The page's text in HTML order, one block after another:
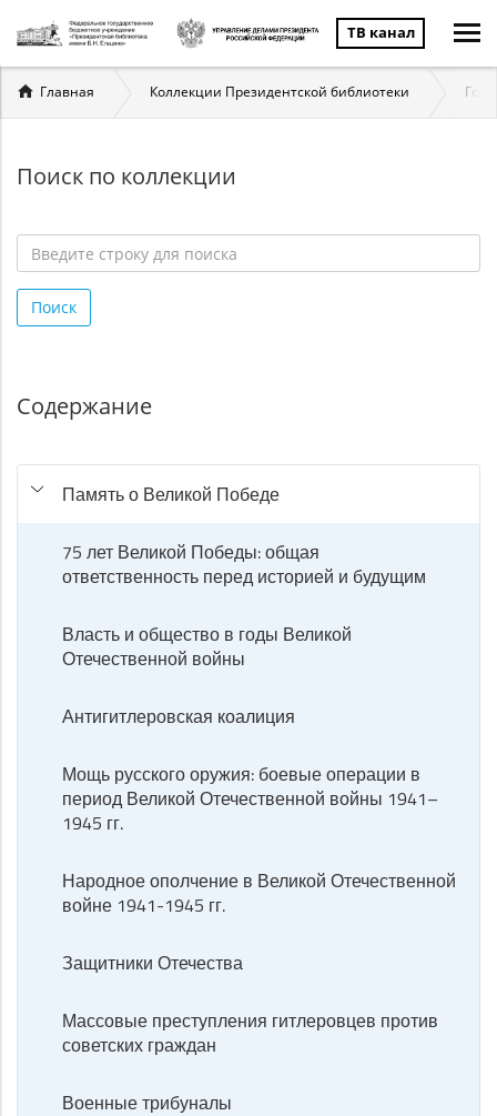
ТВ канал
Вы
здесь
Главная Коллекции Президентской библиотеки
Поиск по коллекции
строку
для
Поиск
Содержание
Память о Великой Победе
75 лет Великой Победы: общая
ответственность перед историей и будущим
Власть и общество в годы Великой
Отечественной войны
Антигитлеровская коалиция
Мощь русского оружия: боевые операции в
период Великой Отечественной войны 1941–
1945 гг.
Народное ополчение в Великой Отечественной
войне 1941-1945 гг.
Защитники Отечества
Массовые преступления гитлеровцев против
советских граждан
Военные трибуналы